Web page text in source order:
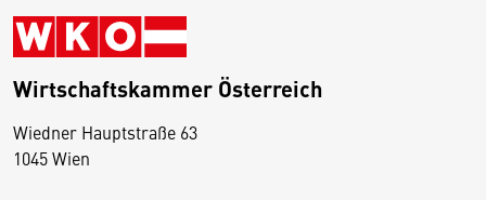
Wirtschaftskammer Österreich
Wiedner Hauptstraße 63
1045 Wien
D